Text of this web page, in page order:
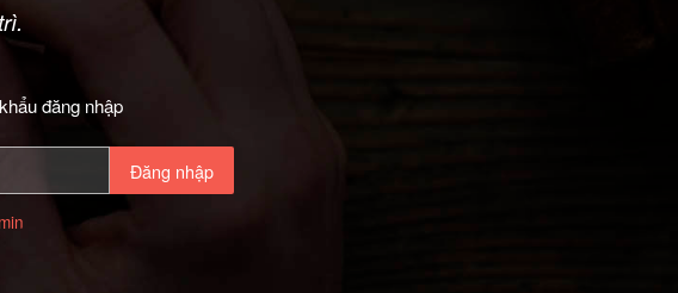
đăng nhập
Đăng nhập